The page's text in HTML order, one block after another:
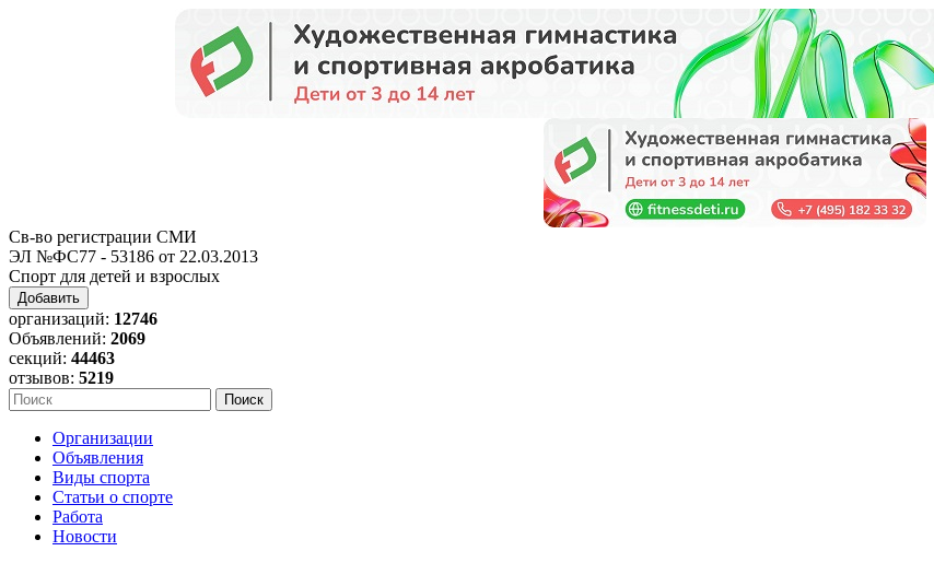
Св-во регистрации СМИ
ЭЛ №ФС77 - 53186 от 22.03.2013
Спорт для детей и взрослых
Добавить
организаций: 12746
Объявлений: 2069
секций: 44463
отзывов: 5219
Организации
Объявления
Виды спорта
Статьи о спорте
Работа
Новости